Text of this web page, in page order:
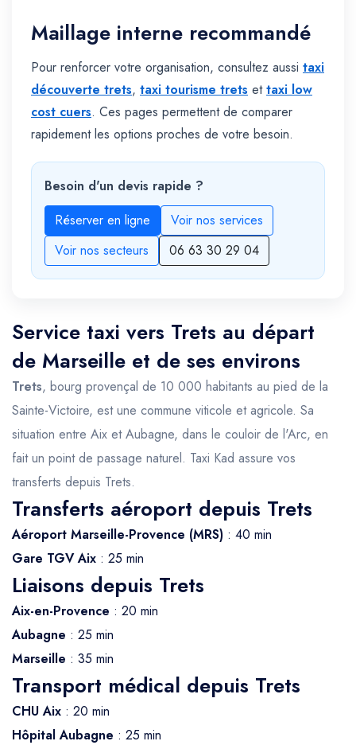
Maillage interne recommandé
Pour renforcer votre organisation, consultez aussi taxi
découverte trets, taxi tourisme trets ettaxi low
cost cuers. Ces pages permettent de comparer
rapidement les options proches de votre besoin.
Besoin d'un devis rapide ?
Réserver en ligne
Voir nos services
Voir nos secteurs
06 63 30 29 04
Service taxi vers Trets au départ
de Marseille et de ses environs
Trets, bourg provençal de 10 000 habitants au pied de la
Sainte-Victoire, est une commune viticole et agricole. Sa
situation entre Aix et Aubagne, dans le couloir de l'Arc, en
fait un point de passage naturel. Taxi Kad assure vos
transferts depuis Trets.
Transferts aéroport depuis Trets
Aéroport Marseille-Provence (MRS) : 40 min
Gare TGV Aix : 25 min
Liaisons depuis Trets
Aix-en-Provence : 20 min
Aubagne : 25 min
Marseille : 35 min
Transport médical depuis Trets
CHU Aix : 20 min
Hôpital Aubagne : 25 min